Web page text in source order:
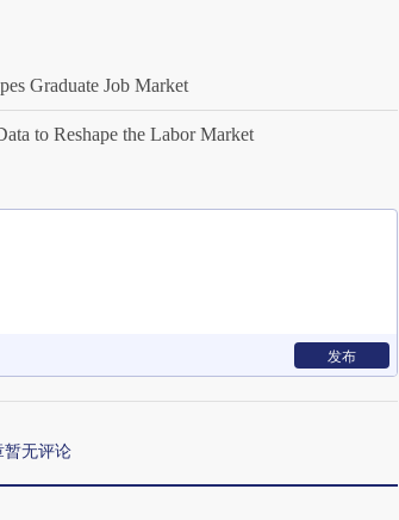
Graduate Job Market
to Reshape the Labor Market
发布
暂无评论